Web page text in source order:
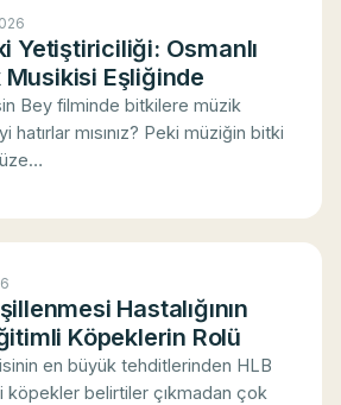
Yetiştiriciliği: Osmanlı
Eşliğinde
Bey filminde bitkilere müzik
hatırlar mısınız? Peki müziğin bitki
Hastalığının
Köpeklerin Rolü
en büyük tehditlerinden HLB
köpekler belirtiler çıkmadan çok